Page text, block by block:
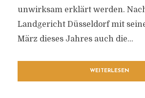
unwirksam erklärt werden.
Landgericht Düsseldorf mit
März dieses Jahres auch die...
WEITERLESEN